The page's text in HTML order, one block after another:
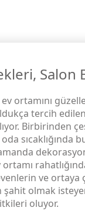
Salon
ortamını
tercih
Birbirinden
sıcaklığında
ortamı
ve ortaya
şahit olmak
oluyor.